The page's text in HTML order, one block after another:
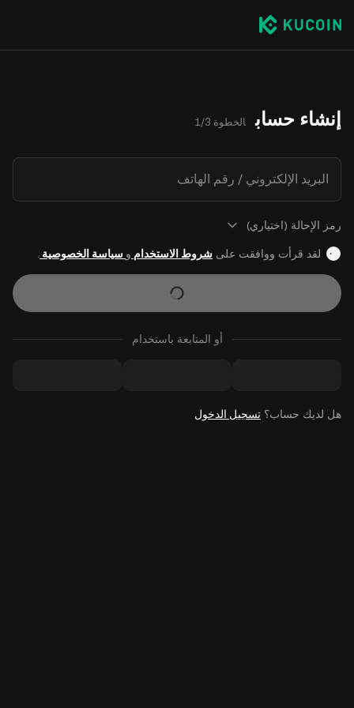
إنشاء حساب الخطوة 1/3
البريد الإلكتروني / رقم الهاتف
رمز الإحالة (اختياري)
لقد قرأت ووافقت على شروط الاستخدام و سياسة الخصوصية
أو المتابعة باستخدام
هل لديك حساب؟ تسجيل الدخول